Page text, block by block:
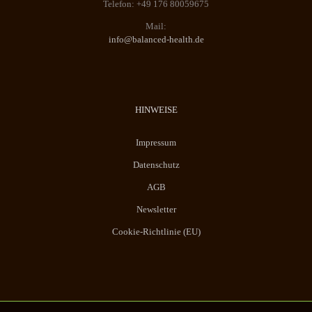
Telefon: +49 176 80059675
Mail:
info@balanced-health.de
HINWEISE
Impressum
Datenschutz
AGB
Newsletter
Cookie-Richtlinie (EU)